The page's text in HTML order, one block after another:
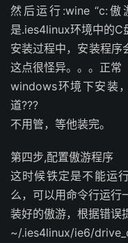
然后运行:wine “c:
是.ies4linux环境中的C
安装过程中，安装程序
这点很怪异。。。正常
windows环境下安装
道???
不用管，等他装完。
第四步,配置傲游程序
这时候铁定是不能运
么，可以用命令行运行
装好的傲游，根据错误
~/.ies4linux/ie6/